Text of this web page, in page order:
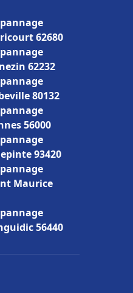
62680
62232
80132
56000
93420
Maurice
56440